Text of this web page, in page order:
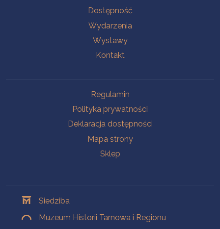
Dostępność
Wydarzenia
Wystawy
Kontakt
Regulamin
Polityka prywatności
Deklaracja dostępności
Mapa strony
Sklep
Siedziba
Muzeum Historii Tarnowa i Regionu